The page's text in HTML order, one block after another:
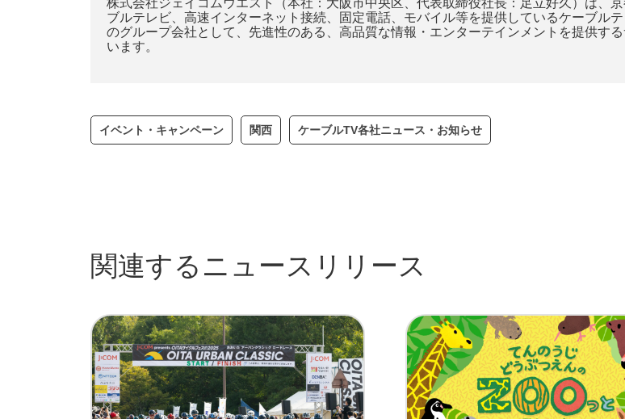
株式会社ジェイコムウエスト（本社：大阪市中央区、代表取締役社長：足立好久）は、
ブルテレビ、高速インターネット接続、固定電話、モバイル等を提供しているケーブル
のグループ会社として、先進性のある、高品質な情報・エンターテインメントを提供す
います。
イベント・キャンペーン 関西 ケーブルTV各社ニュース・お知らせ
関連するニュースリリース